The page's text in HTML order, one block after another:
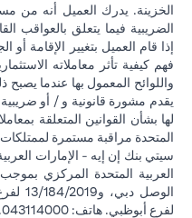
الخزينة. يدرك العميل أنه من
الضريبية فيما يتعلق بالعواقب
إذا قام العميل بتغيير الإقامة
فهم كيفية تأثر معاملاته
واللوائح المعمول بها عندما
يقدم مشورة قانونية و / أو
لها بشأن القوانين المتعلقة
المتحدة مراقبة مستمرة لممتلكات
سيتي بنك إن إيه - الإمارات
لفرع أبوظبي. هاتف: 043114000.